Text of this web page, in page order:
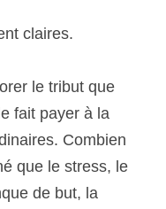
claires.
le tribut que
fait payer à la
Combien
que le stress, le
de but, la